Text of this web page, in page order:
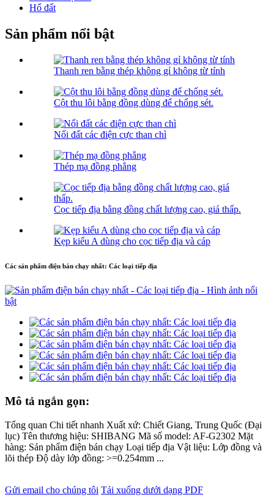
Hố đất
Sản phẩm nổi bật
Thanh ren bằng thép không gỉ không từ tính
Cột thu lôi bằng đồng dùng để chống sét.
Nối đất các điện cực than chì
Thép mạ đồng phẳng
Cọc tiếp địa bằng đồng chất lượng cao, giá thấp.
Kẹp kiểu A dùng cho cọc tiếp địa và cáp
Các sản phẩm điện bán chạy nhất: Các loại tiếp địa
Mô tả ngắn gọn:
Tổng quan Chi tiết nhanh Xuất xứ: Chiết Giang, Trung Quốc (Đại
lục) Tên thương hiệu: SHIBANG Mã số model: AF-G2302 Mặt
hàng: Sản phẩm điện bán chạy Loại tiếp địa Vật liệu: Lớp đồng và
lõi thép Độ dày lớp đồng: >=0.254mm ...
Gửi email cho chúng tôi Tải xuống dưới dạng PDF